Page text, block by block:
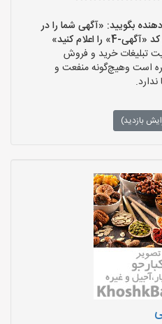
بگویید: «آگهی شما را در
اعلام کنید»
تبلیغات خرید و فروش
است وهیچ‌گونه منفعت و
بازدید)